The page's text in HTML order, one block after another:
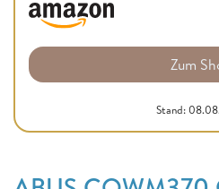
Zum
Stand: